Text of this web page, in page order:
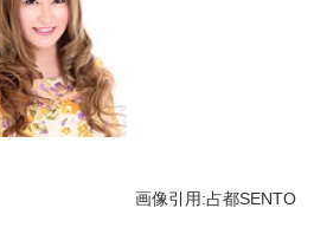
画像引用:占都SENTO